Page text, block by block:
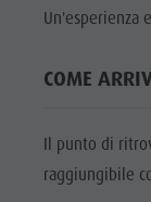
Un'esperienza
COME
Il punto di
raggiungibile